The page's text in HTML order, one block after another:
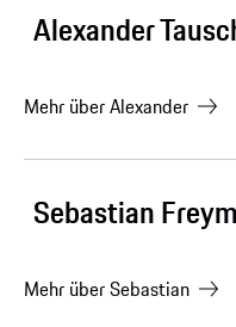
Alexander
Mehr überAlexander
Sebastian
Mehr überSebastian